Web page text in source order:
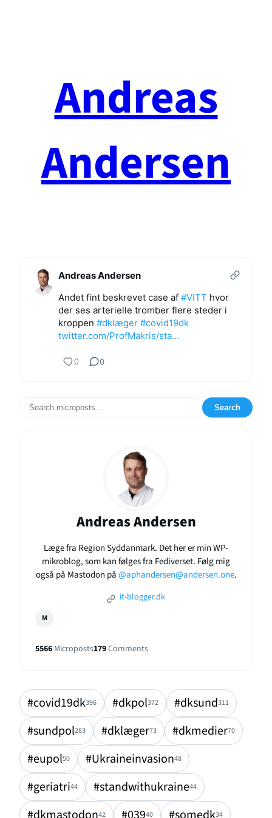
Andreas
Andersen
Andreas Andersen
Andet fint beskrevet case af #VITT hvor
der ses arterielle tromber flere steder i
kroppen #dklæger #covid19dk
twitter.com/ProfMakris/sta…
0 0
Search
Andreas Andersen
Læge fra Region Syddanmark. Det her er min WP-
mikroblog, som kan følges fra Fediverset. Følg mig
også på Mastodon på@aphandersen@andersen.one.
it-blogger.dk
M
5566 Microposts179Comments
#covid19dk396 #dkpol372 #dksund311
#sundpol283 #dklæger73 #dkmedier70
#eupol50 #Ukraineinvasion48
#geriatri44 #standwithukraine44
42 40 34